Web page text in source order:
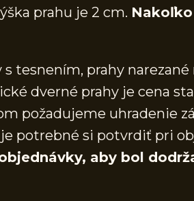
prahu je 2 cm.
tesnením, prahy
dverné prahy je cena
požadujeme uhradenie
potrebné si potvrdiť pri
aby bol